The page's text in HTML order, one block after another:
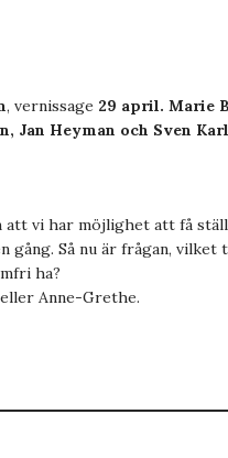
, vernissage 29 april. Marie
Jan Heyman och Sven
vi har möjlighet att få
gång. Så nu är frågan, vilket
ha?
Anne-Grethe.